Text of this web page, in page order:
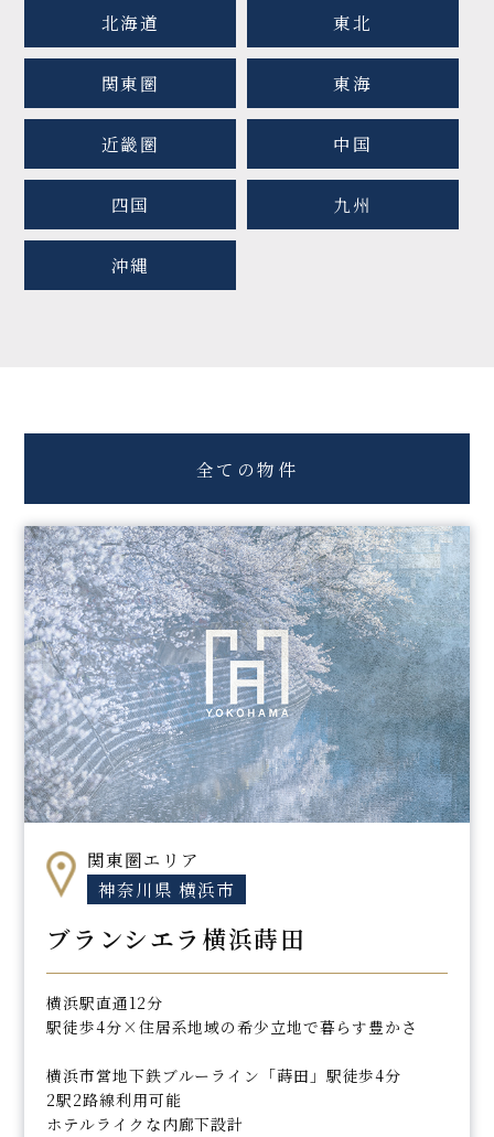
北海道 東北
関東圏 東海
近畿圏 中国
四国 九州
沖縄
全ての物件
関東圏エリア
神奈川県 横浜市
ブランシエラ横浜蒔田
横浜駅直通12分
駅徒歩4分×住居系地域の希少立地で暮らす豊かさ
横浜市営地下鉄ブルーライン「蒔田」駅徒歩4分
2駅2路線利用可能
ホテルライクな内廊下設計